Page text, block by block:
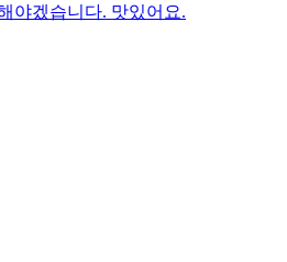
야겠습니다. 맛있어요.